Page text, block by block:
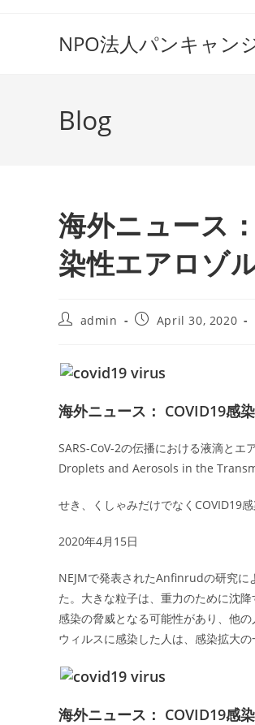
NPO法人パンキャン
Blog
海外ニュース
染性エアロゾ
Postadmin
PostApril 30, 2020
海外ニュース： COVID19感
SARS-CoV-2の伝播における液滴とエ
Droplets and Aerosols in the
せき、くしゃみだけでなくCOVID19
2020年4月15日
NEJMで発表されたAnfinrudの研究に
た。大きな粒子は、重力のために沈
感染の脅威となる可能性があり、他
ウィルスに感染した人は、感染拡大の
海外ニュース： COVID19感